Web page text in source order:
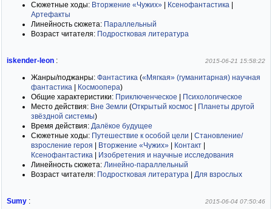
Сюжетные ходы: Вторжение «Чужих» Ксенофантастика
Артефакты
Линейность сюжета: Параллельный
Возраст читателя: Подростковая литература
iskender-leon : 2015-06-21 15:58:22
Жанры/поджанры: Фантастика («Мягкая» (гуманитарная) научная
фантастика
Космоопера)
Общие характеристики: Приключенческое
Психологическое
Место действия: Вне Земли (Открытый космос
Планеты другой
звёздной системы)
Время действия: Далёкое будущее
Сюжетные ходы: Путешествие к особой цели
Становление/
взросление героя
Вторжение «Чужих» Контакт
Ксенофантастика
Изобретения и научные исследования
Линейность сюжета: Линейно-параллельный
Возраст читателя: Подростковая литература Для взрослых
Sumy : 2015-06-04 07:50:46